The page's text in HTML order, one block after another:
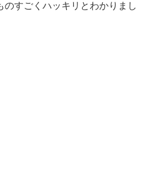
のすごくハッキリとわかりまし